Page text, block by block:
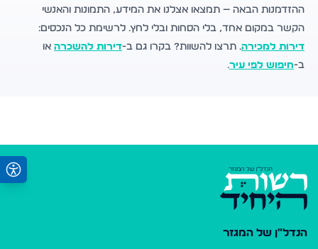
ההזדמנות הבאה — תמצאו אצלנו את המידע, התמונות והאנשי
הקשר במקום אחד, בלי הסחות ובלי לחץ. לרשימת כל הנכסים:
דירות למכירה. תרצו להשוות? בקרו גם ב-דירות להשכרה או
ב-חיפוש לפי עיר.
הנדל"ן של המגזר